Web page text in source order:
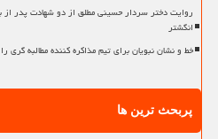
روایت دختر سردار حسینی مطلق از دو شهادت پدر
انگشتر
خط و نشان نبویان برای تیم مذاکره کننده مطالبه گری
پربحث ترین ها